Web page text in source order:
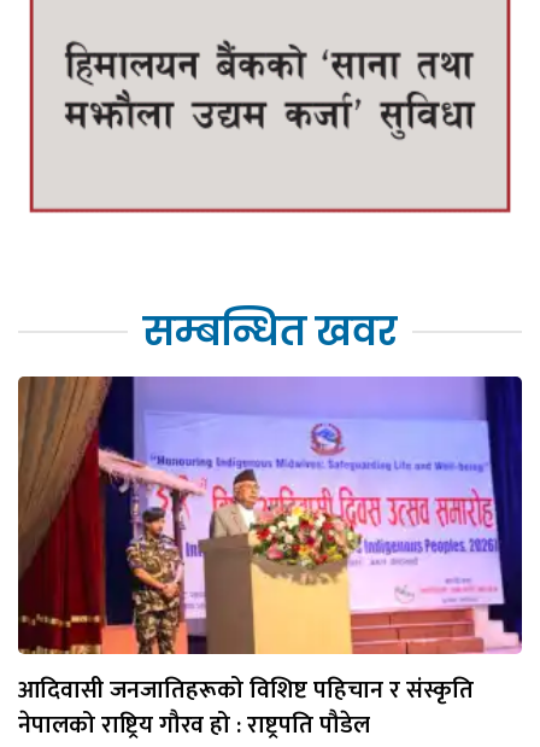
सम्बन्धित खवर
आदिवासी जनजातिहरूको विशिष्ट पहिचान र संस्कृति
नेपालको राष्ट्रिय गौरव हो : राष्ट्रपति पौडेल